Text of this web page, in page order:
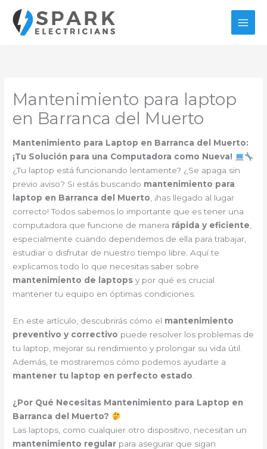
contenido
Mantenimiento para laptop
en Barranca del Muerto
Mantenimiento para Laptop en Barranca del Muerto:
¡Tu Solución para una Computadora como Nueva!
¿Tu laptop está funcionando lentamente? ¿Se apaga sin
previo aviso? Si estás buscando mantenimiento para
laptop en Barranca del Muerto, ¡has llegado al lugar
correcto! Todos sabemos lo importante que es tener una
computadora que funcione de manera rápida y eficiente,
especialmente cuando dependemos de ella para trabajar,
estudiar o disfrutar de nuestro tiempo libre. Aquí te
explicamos todo lo que necesitas saber sobre
mantenimiento de laptops y por qué es crucial
mantener tu equipo en óptimas condiciones.
En este artículo, descubrirás cómo el mantenimiento
preventivo y correctivo puede resolver los problemas de
tu laptop, mejorar su rendimiento y prolongar su vida útil.
Además, te mostraremos cómo podemos ayudarte a
mantener tu laptop en perfecto estado
¿Por Qué Necesitas Mantenimiento para Laptop en
Barranca del Muerto?
Las laptops, como cualquier otro dispositivo, necesitan un
mantenimiento regular para asegurar que sigan